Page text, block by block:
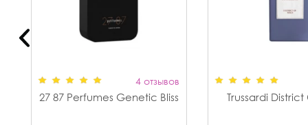
4 отзывов
27 87 Perfumes Genetic Bliss Trussardi